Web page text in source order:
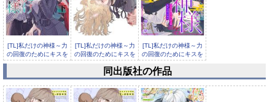
[TL]私だけの神様～力
の回復のためにキスを
ねだ...
[TL]私だけの神様～力
の回復のためにキスを
ねだ...
[TL]私だけの神様～力
の回復のためにキスを
ねだ...
同出版社の作品